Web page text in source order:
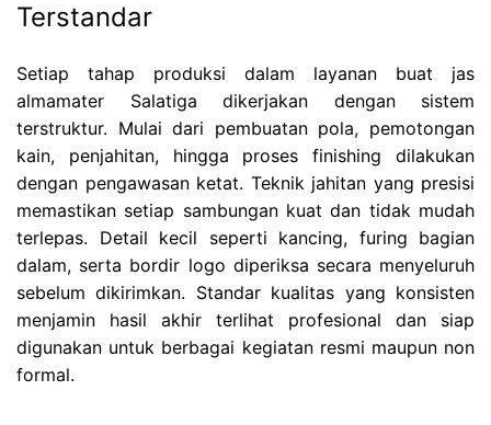
Terstandar
Setiap tahap produksi dalam layanan buat jas
almamater Salatiga dikerjakan dengan sistem
terstruktur. Mulai dari pembuatan pola, pemotongan
kain, penjahitan, hingga proses finishing dilakukan
dengan pengawasan ketat. Teknik jahitan yang presisi
memastikan setiap sambungan kuat dan tidak mudah
terlepas. Detail kecil seperti kancing, furing bagian
dalam, serta bordir logo diperiksa secara menyeluruh
sebelum dikirimkan. Standar kualitas yang konsisten
menjamin hasil akhir terlihat profesional dan siap
digunakan untuk berbagai kegiatan resmi maupun non
formal.